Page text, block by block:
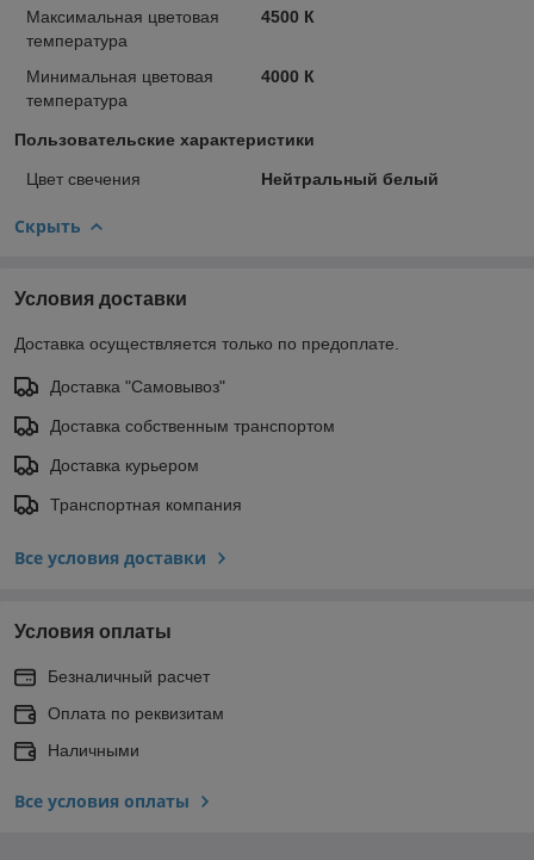
Максимальная цветовая
температура
4500 К
Минимальная цветовая
температура
4000 К
Пользовательские характеристики
Цвет свечения Нейтральный белый
Скрыть
Условия доставки
Доставка осуществляется только по предоплате.
Доставка "Самовывоз"
Доставка собственным транспортом
Доставка курьером
Транспортная компания
Все условия доставки
Условия оплаты
Безналичный расчет
Оплата по реквизитам
Наличными
Все условия оплаты